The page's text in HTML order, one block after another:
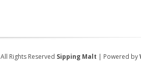
All Rights Reserved Sipping Malt | Powered by